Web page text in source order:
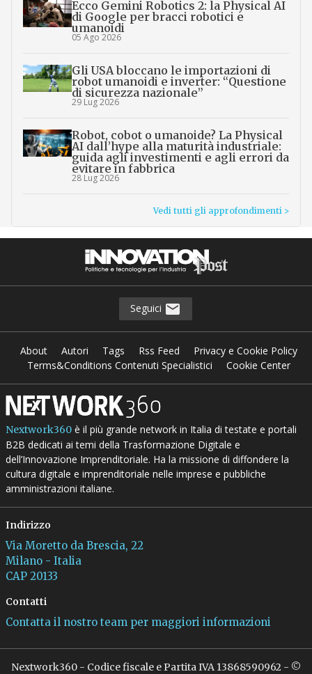
Ecco Gemini Robotics 2: la Physical AI
di Google per bracci robotici e
umanoidi
05 Ago 2026
Gli USA bloccano le importazioni di
robot umanoidi e inverter: “Questione
di sicurezza nazionale”
29 Lug 2026
Robot, cobot o umanoide? La Physical
AI dall’hype alla maturità industriale:
guida agli investimenti e agli errori da
evitare in fabbrica
28 Lug 2026
Vedi tutti gli approfondimenti >
Seguici
About Autori Tags Rss Feed
Privacy e Cookie Policy
Terms&Conditions Contenuti Specialistici
Cookie Center
Nextwork360è il più grande network in Italia di testate e portali
B2B dedicati ai temi della Trasformazione Digitale e
dell’Innovazione Imprenditoriale. Ha la missione di diffondere la
cultura digitale e imprenditoriale nelle imprese e pubbliche
amministrazioni italiane.
Indirizzo
Via Moretto da Brescia, 22
Milano - Italia
CAP 20133
Contatti
Contatta il nostro team per maggiori informazioni
Nextwork360 - Codice fiscale e Partita IVA 13868590962 - ©